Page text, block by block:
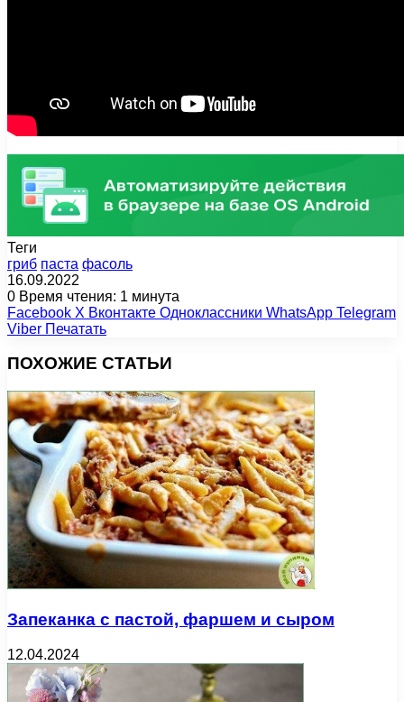
Теги
гриб паста фасоль
16.09.2022
0 Время чтения: 1 минута
Facebook X Вконтакте Одноклассники WhatsApp Telegram
Viber Печатать
ПОХОЖИЕ СТАТЬИ
Запеканка с пастой, фаршем и сыром
12.04.2024